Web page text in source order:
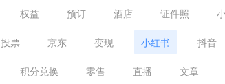
权益 预订 酒店 证件照
投票 京东 变现 小红书 抖音
积分兑换 零售 直播 文章